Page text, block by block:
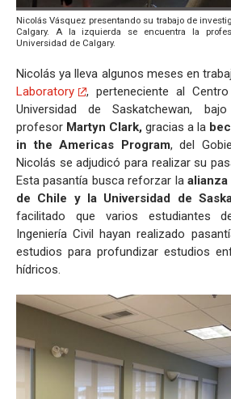
Nicolás Vásquez presentando su trabajo de
Calgary. A la izquierda se encuentra la
Universidad de Calgary.
Nicolás ya lleva algunos meses en
Laboratory
, perteneciente al
Universidad de Saskatchewan,
profesor Martyn Clark, gracias a la
in the Americas Program, del
Nicolás se adjudicó para realizar su
Esta pasantía busca reforzar la alianza
de Chile y la Universidad de
facilitado que varios estudiantes
Ingeniería Civil hayan realizado
estudios para profundizar estudios
hídricos.